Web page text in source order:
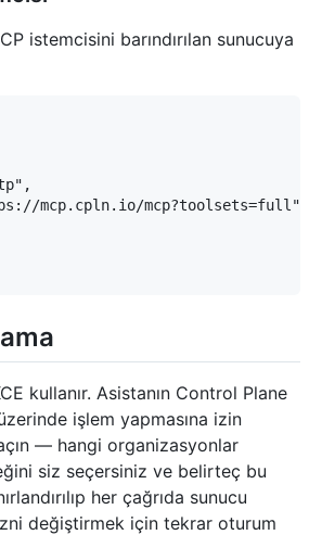
istemcisini barındırılan sunucuya
mcp.cpln.io/mcp?toolsets=full"
kullanır. Asistanın Control Plane
işlem yapmasına izin
— hangi organizasyonlar
siz seçersiniz ve belirteç bu
her çağrıda sunucu
değiştirmek için tekrar oturum